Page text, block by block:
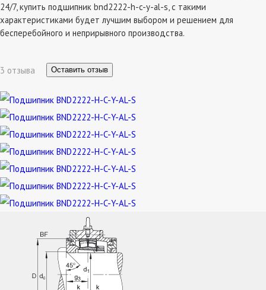
24/7, купить подшипник bnd2222-h-c-y-al-s, с такими
характеристиками будет лучшим выбором и решением для
бесперебойного и неприрывного производства.
3 отзыва Оставить отзыв